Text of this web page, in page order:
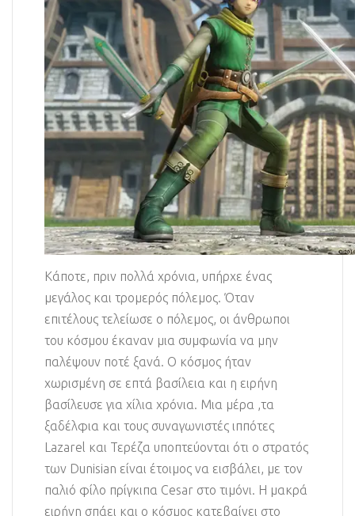
Κάποτε, πριν πολλά χρόνια, υπήρχε ένας
μεγάλος και τρομερός πόλεμος. Όταν
επιτέλους τελείωσε ο πόλεμος, οι άνθρωποι
του κόσμου έκαναν μια συμφωνία να μην
παλέψουν ποτέ ξανά. Ο κόσμος ήταν
χωρισμένη σε επτά βασίλεια και η ειρήνη
βασίλευσε για χίλια χρόνια. Μια μέρα ,τα
ξαδέλφια και τους συναγωνιστές ιππότες
Lazarel και Τερέζα υποπτεύονται ότι ο στρατός
των Dunisian είναι έτοιμος να εισβάλει, με τον
παλιό φίλο πρίγκιπα Cesar στο τιμόνι. Η μακρά
ειρήνη σπάει και ο κόσμος κατεβαίνει στο